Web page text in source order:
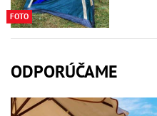
FOTO
ODPORÚČAME